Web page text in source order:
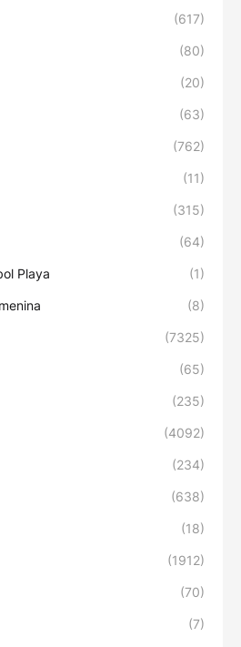
(617)
(80)
(20)
(63)
(762)
(11)
(315)
(64)
Playa (1)
(8)
(7325)
(65)
(235)
(4092)
(234)
(638)
(18)
(1912)
(70)
(7)